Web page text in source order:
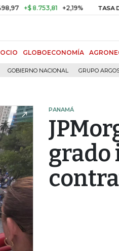
+$ 8.753,81 +2,19% TASA DE
OCIO GLOBOECONOMÍA
GOBIERNO NACIONAL GRUPO
PANAMÁ
grado